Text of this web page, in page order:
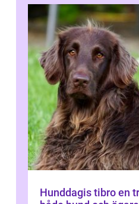
Hunddagis tibro en trygg vardag för